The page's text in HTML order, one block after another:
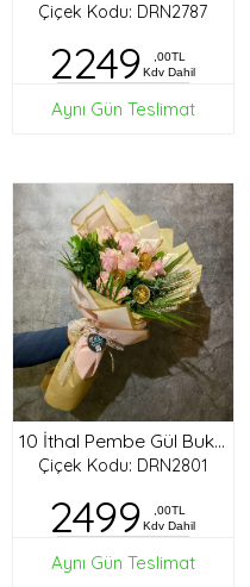
Çiçek Kodu: DRN2787
2249
,00TL
Kdv Dahil
Aynı Gün Teslimat
10 İthal Pembe Gül Buketi
Çiçek Kodu: DRN2801
2499
,00TL
Kdv Dahil
Aynı Gün Teslimat